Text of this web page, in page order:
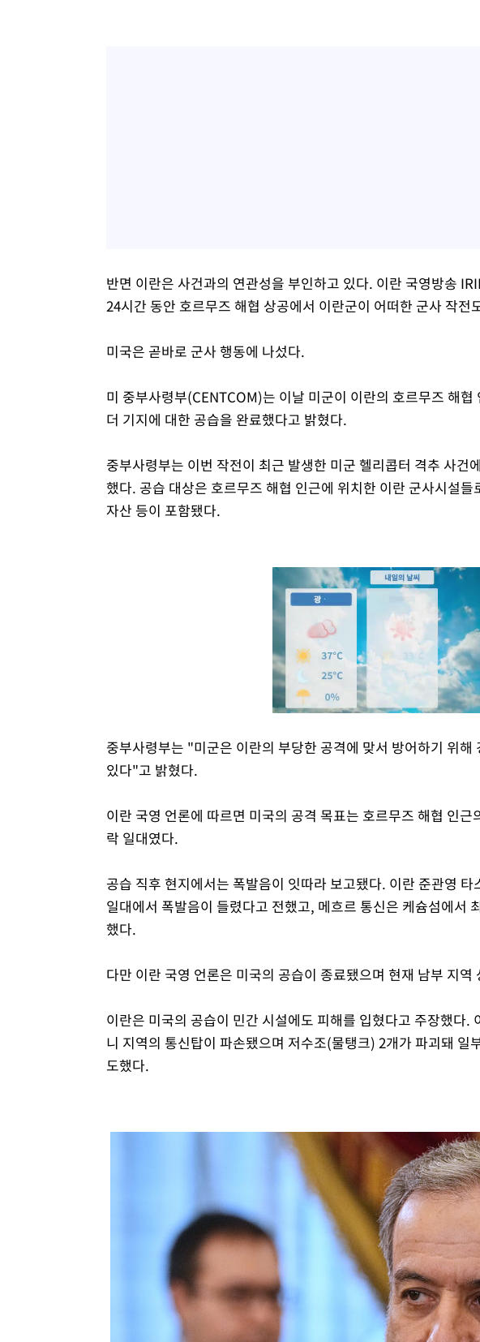
반면 이란은 사건과의 연관성을 부인하고 있다. 이란 국영방송
24시간 동안 호르무즈 해협 상공에서 이란군이 어떠한 군사 작전
미국은 곧바로 군사 행동에 나섰다.
미 중부사령부(CENTCOM)는 이날 미군이 이란의 호르무즈 해
더 기지에 대한 공습을 완료했다고 밝혔다.
중부사령부는 이번 작전이 최근 발생한 미군 헬리콥터 격추 사건
했다. 공습 대상은 호르무즈 해협 인근에 위치한 이란 군사시설
자산 등이 포함됐다.
중부사령부는 "미군은 이란의 부당한 공격에 맞서 방어하기 위
있다"고 밝혔다.
이란 국영 언론에 따르면 미국의 공격 목표는 호르무즈 해협 인
락 일대였다.
공습 직후 현지에서는 폭발음이 잇따라 보고됐다. 이란 준관영
일대에서 폭발음이 들렸다고 전했고, 메흐르 통신은 케슘섬에서
했다.
다만 이란 국영 언론은 미국의 공습이 종료됐으며 현재 남부 지
이란은 미국의 공습이 민간 시설에도 피해를 입혔다고 주장했다.
니 지역의 통신탑이 파손됐으며 저수조(물탱크) 2개가 파괴돼 일
도했다.